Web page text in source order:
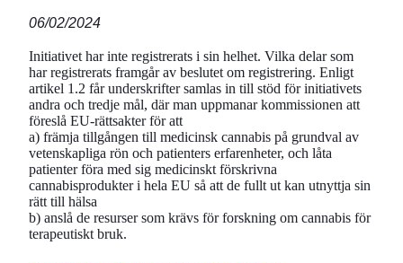
06/02/2024
Initiativet har inte registrerats i sin helhet. Vilka delar som
har registrerats framgår av beslutet om registrering. Enligt
artikel 1.2 får underskrifter samlas in till stöd för initiativets
andra och tredje mål, där man uppmanar kommissionen att
föreslå EU-rättsakter för att
a) främja tillgången till medicinsk cannabis på grundval av
vetenskapliga rön och patienters erfarenheter, och låta
patienter föra med sig medicinskt förskrivna
cannabisprodukter i hela EU så att de fullt ut kan utnyttja sin
rätt till hälsa
b) anslå de resurser som krävs för forskning om cannabis för
terapeutiskt bruk.